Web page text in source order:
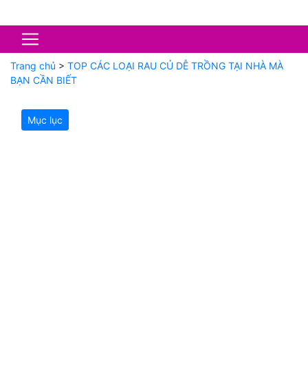
Trang chủ > TOP CÁC LOẠI RAU CỦ DỄ TRỒNG TẠI NHÀ MÀ
BẠN CẦN BIẾT
Mục lục